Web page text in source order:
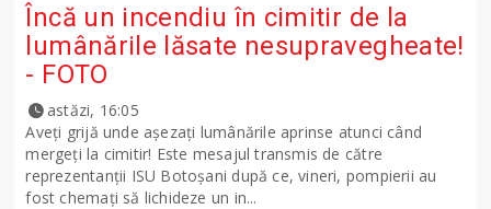
Încă un incendiu în cimitir de la
lumânările lăsate nesupravegheate!
- FOTO
astăzi, 16:05
Aveți grijă unde așezați lumânările aprinse atunci când
mergeți la cimitir! Este mesajul transmis de către
reprezentanții ISU Botoșani după ce, vineri, pompierii au
fost chemați să lichideze un in...